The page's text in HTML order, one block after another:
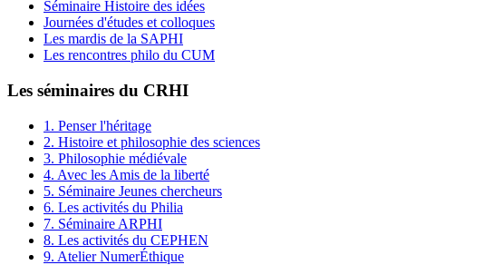
Séminaire Histoire des idées
Journées d'études et colloques
Les mardis de la SAPHI
Les rencontres philo du CUM
Les séminaires du CRHI
1. Penser l'héritage
2. Histoire et philosophie des sciences
3. Philosophie médiévale
4. Avec les Amis de la liberté
5. Séminaire Jeunes chercheurs
6. Les activités du Philia
7. Séminaire ARPHI
8. Les activités du CEPHEN
9. Atelier NumerÉthique